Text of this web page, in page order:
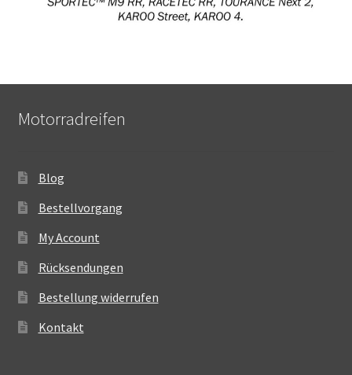
Motorradreifen
Blog
Bestellvorgang
My Account
Rücksendungen
Bestellung widerrufen
Kontakt